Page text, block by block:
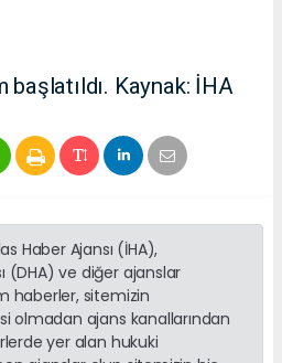
başlatıldı. Kaynak: İHA
Haber Ajansı (İHA),
(DHA) ve diğer ajanslar
haberler, sitemizin
olmadan ajans kanallarından
yer alan hukuki